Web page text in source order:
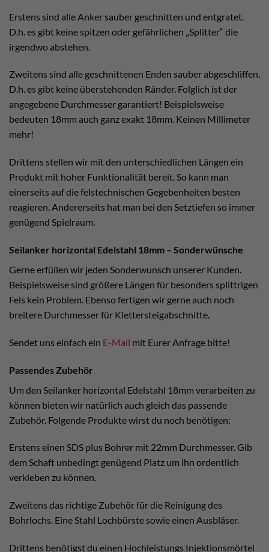
Erstens sind alle Anker sauber geschnitten und entgratet.
D.h. es gibt keine spitzen oder gefährlichen „Splitter“ die
irgendwo abstehen.
Zweitens sind alle geschnittenen Enden sauber abgeschliffen.
D.h. es gibt keine überstehenden Ränder. Folglich ist der
angegebene Durchmesser garantiert! Beispielsweise
bedeuten 18mm auch ganz exakt 18mm. Keinen Millimeter
mehr!
Drittens stellen wir mit den unterschiedlichen Längen ein
Produkt mit hoher Funktionalität bereit. So kann man
einerseits auf die felstechnischen Gegebenheiten besten
reagieren. Andererseits hat man bei den Setztiefen so immer
genügend Spielraum.
Seilanker horizontal Edelstahl 18mm – Sonderwünsche
Gerne erfüllen wir jeden Sonderwunsch unserer Kunden.
Beispielsweise sind größere Längen für besonders splittrigen
Fels kein Problem. Ebenso fertigen wir gerne auch noch
breitere Durchmesser für Klettersteigabschnitte.
Sendet uns einfach ein E-Mail mit Eurer Anfrage bitte!
Passendes Zubehör
Um den Seilanker horizontal Edelstahl 18mm verarbeiten zu
können bieten wir natürlich auch gleich das passende
Zubehör. Folgende Produkte wirst du noch benötigen:
Erstens einen SDS plus Bohrer mit 22mm Durchmesser. Gib
dem Schaft unbedingt genügend Platz um ihn ordentlich
verkleben zu können.
Zweitens das richtige Zubehör für die Reinigung des
Bohrlochs. Eine Stahl Lochbürste sowie einen Ausbläser.
Drittens benötigst du einen Hochleistungs Injektionsmörtel